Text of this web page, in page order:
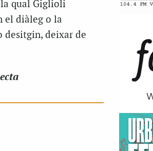
qual Giglioli
el diàleg o la
desitgin, deixar de